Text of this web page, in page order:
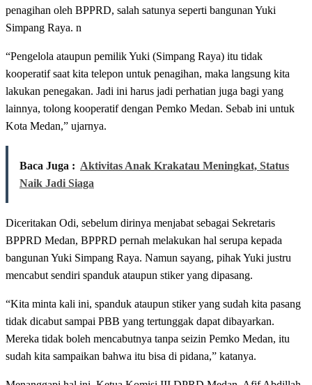
penagihan oleh BPPRD, salah satunya seperti bangunan Yuki
Simpang Raya. n
“Pengelola ataupun pemilik Yuki (Simpang Raya) itu tidak
kooperatif saat kita telepon untuk penagihan, maka langsung kita
lakukan penegakan. Jadi ini harus jadi perhatian juga bagi yang
lainnya, tolong kooperatif dengan Pemko Medan. Sebab ini untuk
Kota Medan,” ujarnya.
Baca Juga : Aktivitas Anak Krakatau Meningkat, Status
Naik Jadi Siaga
Diceritakan Odi, sebelum dirinya menjabat sebagai Sekretaris
BPPRD Medan, BPPRD pernah melakukan hal serupa kepada
bangunan Yuki Simpang Raya. Namun sayang, pihak Yuki justru
mencabut sendiri spanduk ataupun stiker yang dipasang.
“Kita minta kali ini, spanduk ataupun stiker yang sudah kita pasang
tidak dicabut sampai PBB yang tertunggak dapat dibayarkan.
Mereka tidak boleh mencabutnya tanpa seizin Pemko Medan, itu
sudah kita sampaikan bahwa itu bisa di pidana,” katanya.